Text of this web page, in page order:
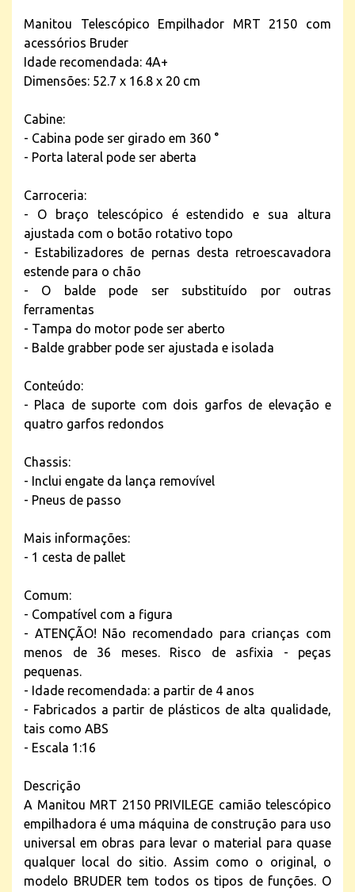
Manitou Telescópico Empilhador MRT 2150 com
acessórios Bruder
Idade recomendada: 4A+
Dimensões: 52.7 x 16.8 x 20 cm
Cabine:
- Cabina pode ser girado em 360 °
- Porta lateral pode ser aberta
Carroceria:
- O braço telescópico é estendido e sua altura
ajustada com o botão rotativo topo
- Estabilizadores de pernas desta retroescavadora
estende para o chão
- O balde pode ser substituído por outras
ferramentas
- Tampa do motor pode ser aberto
- Balde grabber pode ser ajustada e isolada
Conteúdo:
- Placa de suporte com dois garfos de elevação e
quatro garfos redondos
Chassis:
- Inclui engate da lança removível
- Pneus de passo
Mais informações:
- 1 cesta de pallet
Comum:
- Compatível com a figura
- ATENÇÃO! Não recomendado para crianças com
menos de 36 meses. Risco de asfixia - peças
pequenas.
- Idade recomendada: a partir de 4 anos
- Fabricados a partir de plásticos de alta qualidade,
tais como ABS
- Escala 1:16
Descrição
A Manitou MRT 2150 PRIVILEGE camião telescópico
empilhadora é uma máquina de construção para uso
universal em obras para levar o material para quase
qualquer local do sitio. Assim como o original, o
modelo BRUDER tem todos os tipos de funções. O